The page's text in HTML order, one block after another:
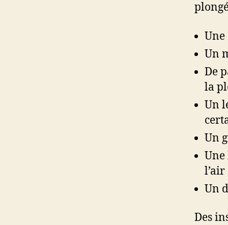
Un
De
la
Un
Un
Un
Des